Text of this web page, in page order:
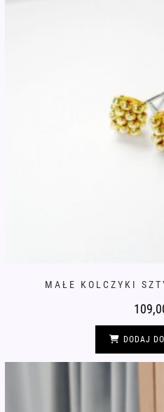
MAŁE KOLCZYKI
DODAJ